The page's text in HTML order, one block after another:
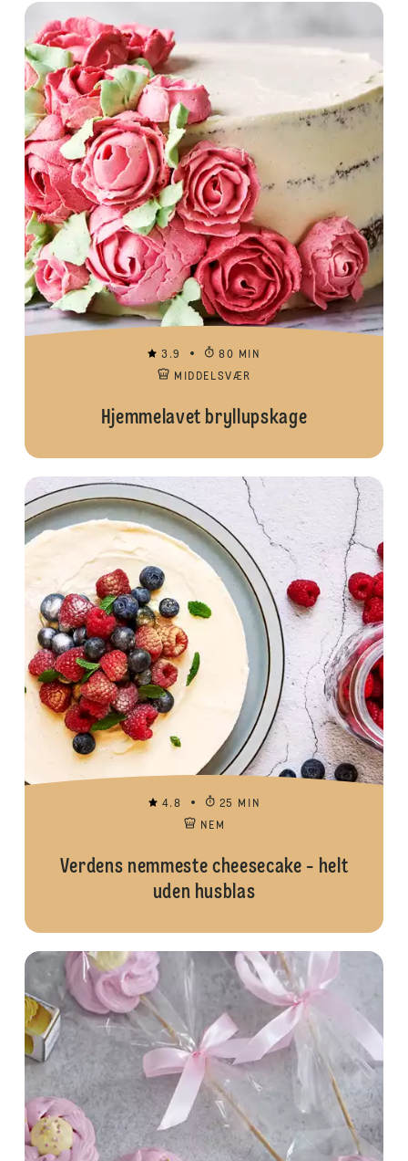
3.9
80 MIN
MIDDELSVÆR
Hjemmelavet bryllupskage
4.8
25 MIN
NEM
Verdens nemmeste cheesecake - helt
uden husblas